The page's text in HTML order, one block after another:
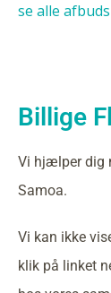
se alle
Billige
Vi hjælper dig
Samoa.
Vi kan ikke
klik på linket